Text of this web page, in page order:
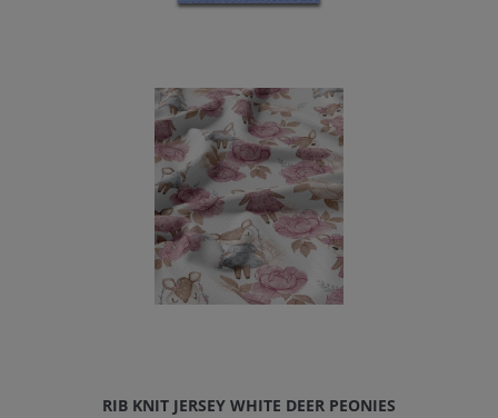
RIB KNIT JERSEY WHITE DEER PEONIES